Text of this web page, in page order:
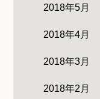
2018年5月
2018年4月
2018年3月
2018年2月